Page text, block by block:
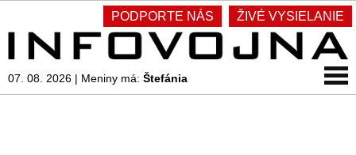
PODPORTE NÁS ŽIVÉ VYSIELANIE
07. 08. 2026 | Meniny má: Štefánia